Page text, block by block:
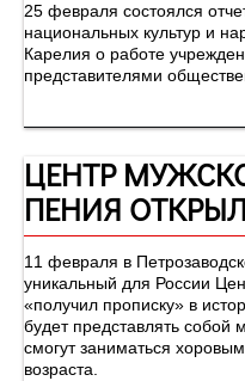
25 февраля состоялся
национальных культур и
Карелия о работе
представителями
ЦЕНТР
ПЕНИЯ
11 февраля в
уникальный для России
«получил прописку» в
будет представлять собой
смогут заниматься хоровым пением мужчины
возраста.